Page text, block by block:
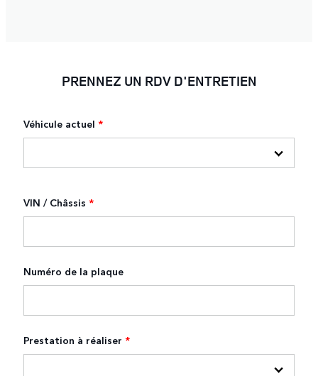
PRENNEZ UN RDV D'ENTRETIEN
Véhicule actuel *
VIN / Châssis *
Numéro de la plaque
Prestation à réaliser *